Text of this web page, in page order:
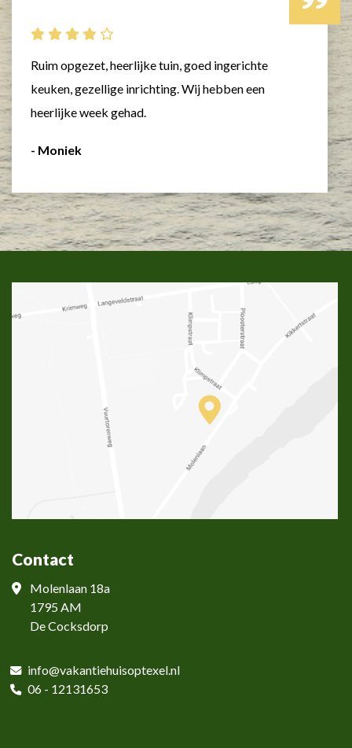
Ruim opgezet, heerlijke tuin, goed ingerichte
keuken, gezellige inrichting. Wij hebben een
heerlijke week gehad.
- Moniek
Contact
Molenlaan 18a
1795 AM
De Cocksdorp
info@vakantiehuisoptexel.nl
06 - 12131653